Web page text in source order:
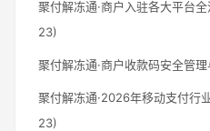
聚付解冻通·商户入驻各大平台
23)
聚付解冻通·商户收款码安全管
聚付解冻通·2026年移动支付行
23)